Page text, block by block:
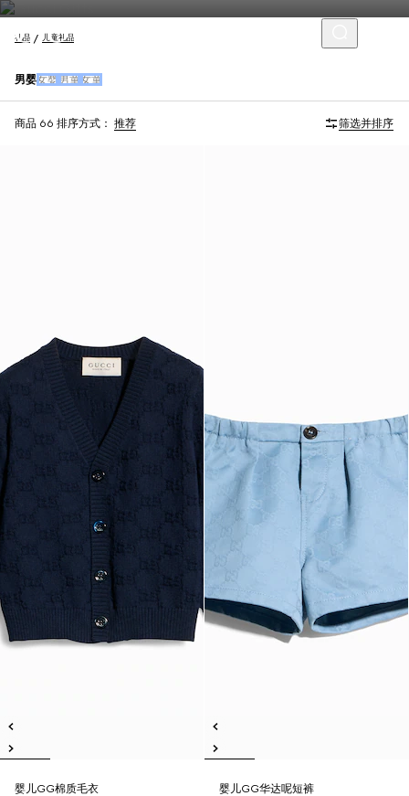
礼品 儿童礼品
男婴 女婴 男童 女童
商品 66 排序方式： 推荐 筛选并排序
婴儿GG棉质毛衣
婴儿GG华达呢短裤